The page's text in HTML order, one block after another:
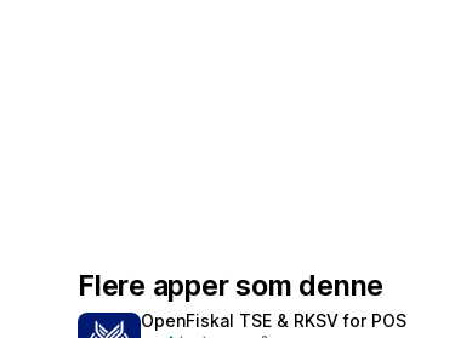
Flere apper som denne
OpenFiskal TSE & RKSV for POS